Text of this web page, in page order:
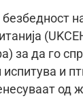
за да го
и